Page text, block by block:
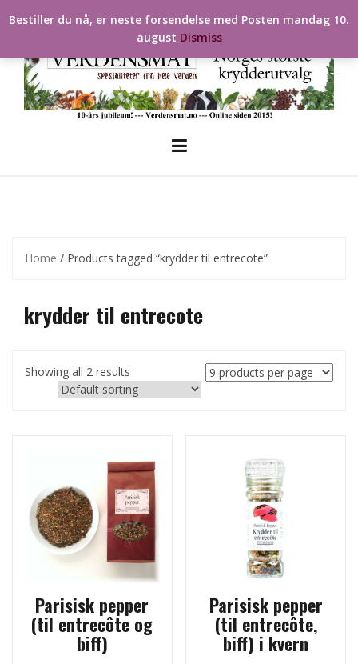
to
Home / Products tagged “krydder til entrecote”
krydder til entrecote
Showing all 2 results
Parisisk pepper
(til entrecôte og
biff)
Parisisk pepper
(til entrecôte,
biff) i kvern
Bestiller du nå, er neste forsendelse med Posten mandag 10.
august Dismiss